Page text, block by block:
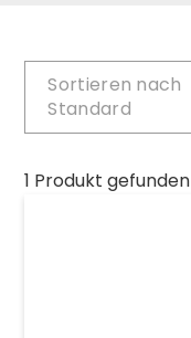
Sortieren nach
Standard
1 Produkt gefunden